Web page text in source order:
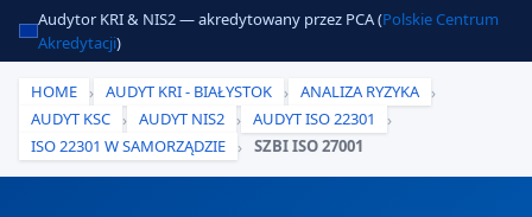
Audytor KRI & NIS2 — akredytowany przez PCA (Polskie Centrum
Akredytacji)
HOME › AUDYT KRI - BIAŁYSTOK › ANALIZA RYZYKA
›
AUDYT KSC
› AUDYT NIS2 › AUDYT ISO 22301
›
ISO 22301 W SAMORZĄDZIE
› SZBI ISO 27001